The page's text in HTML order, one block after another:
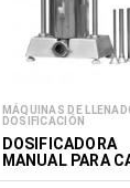
MÁQUINAS DE
DOSIFICACIÓN
DOSIFICADORA
MANUAL PARA
TIP